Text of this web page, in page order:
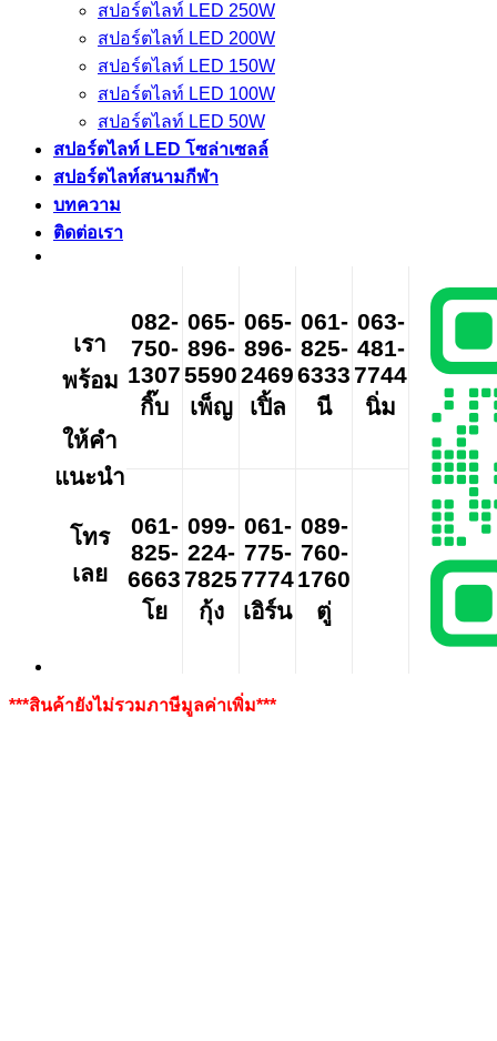
สปอร์ตไลท์ LED 250W
สปอร์ตไลท์ LED 200W
สปอร์ตไลท์ LED 150W
สปอร์ตไลท์ LED 100W
สปอร์ตไลท์ LED 50W
สปอร์ตไลท์ LED โซล่าเซลล์
สปอร์ตไลท์สนามกีฬา
บทความ
ติดต่อเรา
เรา
พร้อม
ให้คำ
แนะนำ
โทร
เลย
082-
750-
1307
กิ๊บ
065-
896-
5590
เพ็ญ
065-
896-
2469
เปิ้ล
061-
825-
6333
นี
063-
481-
7744
นิ่ม
061-
825-
6663
โย
099-
224-
7825
กุ้ง
061-
775-
7774
เอิร์น
089-
760-
1760
ตู่
***สินค้ายังไม่รวมภาษีมูลค่าเพิ่ม***